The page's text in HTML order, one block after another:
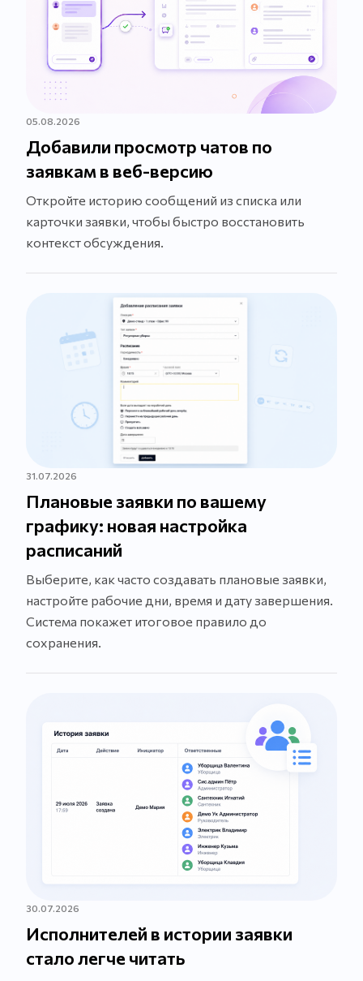
05.08.2026
Добавили просмотр чатов по
заявкам в веб-версию
Откройте историю сообщений из списка или
карточки заявки, чтобы быстро восстановить
контекст обсуждения.
31.07.2026
Плановые заявки по вашему
графику: новая настройка
расписаний
Выберите, как часто создавать плановые заявки,
настройте рабочие дни, время и дату завершения.
Система покажет итоговое правило до
сохранения.
30.07.2026
Исполнителей в истории заявки
стало легче читать